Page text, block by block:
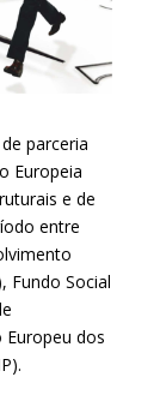
parceria
Europeia
e de
entre
Fundo Social
Europeu dos